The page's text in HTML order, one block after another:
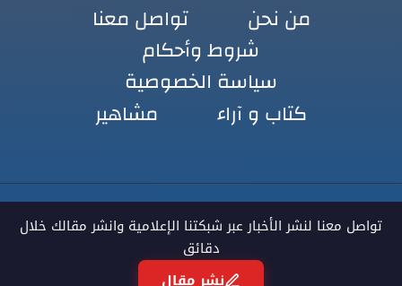
من نحن
تواصل معنا
شروط وأحكام
سياسة الخصوصية
كتاب و آراء
مشاهير
تواصل معنا لنشر الأخبار عبر شبكتنا الإعلامية وانشر مقالك خلال
دقائق
نشر مقال